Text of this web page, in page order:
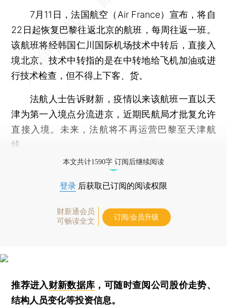
7月11日，法国航空（Air France）宣布，将自
22日起恢复巴黎往返北京的航班，每周往返一班。
该航班将经韩国仁川国际机场技术中转后，直接入
境北京。技术中转指的是在中转地给飞机加油或进
行技术检查，但不得上下客、货。
法航人士告诉财新，疫情以来该航班一直以天
津为第一入境点分流进京，近期民航局才批复允许
直接入境。未来，法航将不再运营巴黎至天津航
线。
本文共计1590字 订阅后继续阅读
登录 后获取已订阅的阅读权限
财新通会员
可畅读全文
订阅/会员升级
推荐进入财新数据库 ，可随时查阅公司股价走势、
结构人员变化等投资信息。